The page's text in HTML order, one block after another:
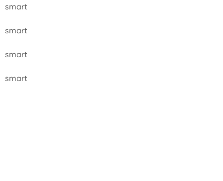
smart
smart
smart
smart